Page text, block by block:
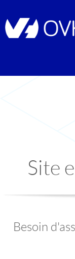
Site
Besoin